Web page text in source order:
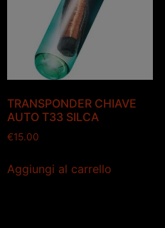
TRANSPONDER CHIAVE
AUTO T33 SILCA
€15.00
Aggiungi al carrello